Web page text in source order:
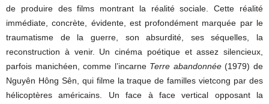
de produire des films montrant la réalité sociale. Cette réalité
immédiate, concrète, évidente, est profondément marquée par le
traumatisme de la guerre, son absurdité, ses séquelles, la
reconstruction à venir. Un cinéma poétique et assez silencieux,
parfois manichéen, comme l’incarne Terre abandonnée(1979) de
Nguyên Hông Sên, qui filme la traque de familles vietcong par des
hélicoptères américains. Un face à face vertical opposant la